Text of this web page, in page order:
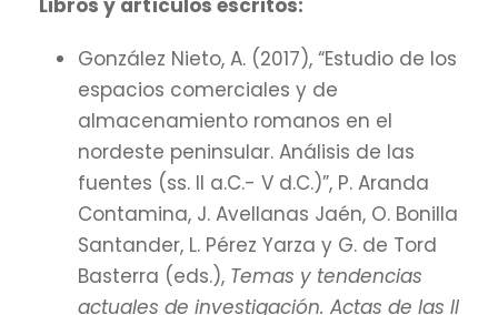
González Nieto, A. (2017), “Estudio de los
espacios comerciales y de
almacenamiento romanos en el
nordeste peninsular. Análisis de las
fuentes (ss. II a.C.- V d.C.)”, P. Aranda
Contamina, J. Avellanas Jaén, O. Bonilla
Santander, L. Pérez Yarza y G. de Tord
Basterra (eds.), Temas y tendencias
actuales de investigación. Actas de las II